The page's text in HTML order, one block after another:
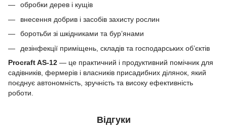
обробки дерев і кущів
внесення добрив і засобів захисту рослин
боротьби зі шкідниками та бур’янами
дезінфекції приміщень, складів та господарських об’єктів
Procraft AS-12 — це практичний і продуктивний помічник для
садівників, фермерів і власників присадибних ділянок, який
поєднує автономність, зручність та високу ефективність
роботи.
Відгуки